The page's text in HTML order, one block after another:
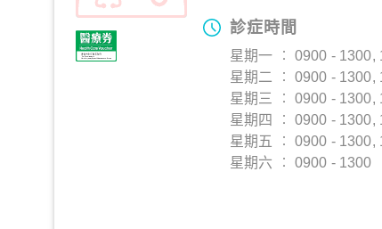
診症時間
星期一 ︰ 0900 - 1300,
星期二 ︰ 0900 - 1300,
星期三 ︰ 0900 - 1300,
星期四 ︰ 0900 - 1300,
星期五 ︰ 0900 - 1300,
星期六 ︰ 0900 - 1300